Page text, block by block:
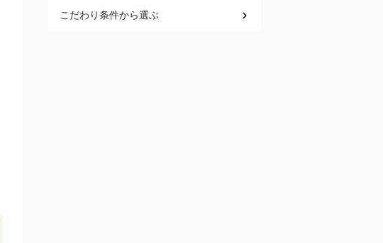
こだわり条件から選ぶ